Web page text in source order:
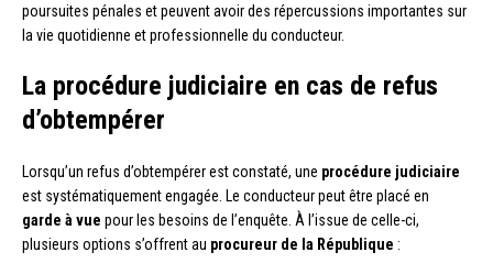
poursuites pénales et peuvent avoir des répercussions importantes sur
la vie quotidienne et professionnelle du conducteur.
La procédure judiciaire en cas de refus
d’obtempérer
Lorsqu’un refus d’obtempérer est constaté, une procédure judiciaire
est systématiquement engagée. Le conducteur peut être placé en
garde à vue pour les besoins de l’enquête. À l’issue de celle-ci,
plusieurs options s’offrent au procureur de la République :